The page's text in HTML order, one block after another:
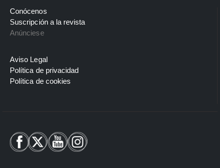
Conócenos
Suscripción a la revista
Anúnciese
Aviso Legal
Política de privacidad
Política de cookies